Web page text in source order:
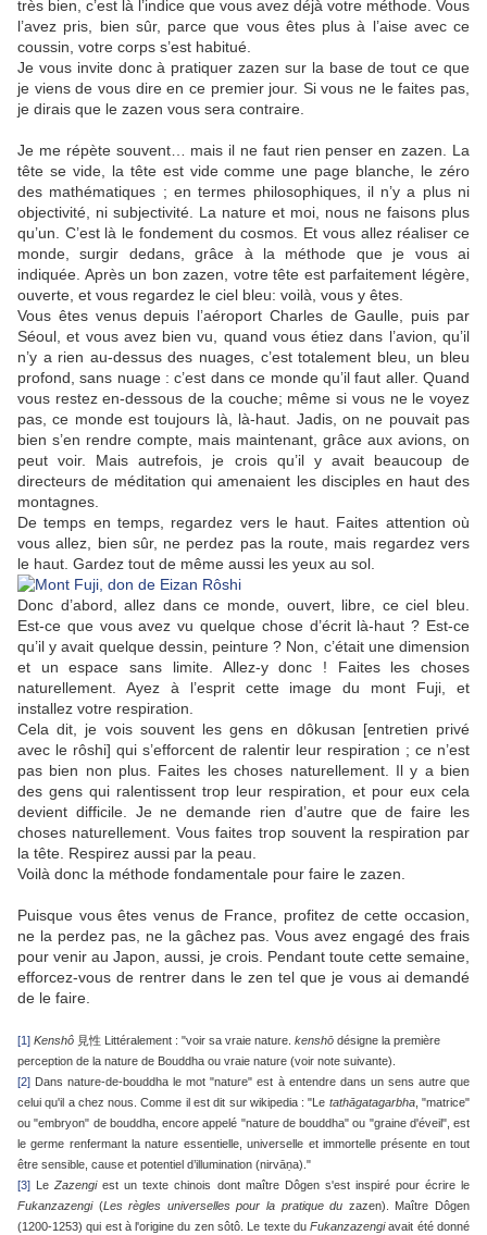
très bien, c’est là l’indice que vous avez déjà votre méthode. Vous
l’avez pris, bien sûr, parce que vous êtes plus à l’aise avec ce
coussin, votre corps s’est habitué.
Je vous invite donc à pratiquer zazen sur la base de tout ce que
je viens de vous dire en ce premier jour. Si vous ne le faites pas,
je dirais que le zazen vous sera contraire.
Je me répète souvent… mais il ne faut rien penser en zazen. La
tête se vide, la tête est vide comme une page blanche, le zéro
des mathématiques ; en termes philosophiques, il n’y a plus ni
objectivité, ni subjectivité. La nature et moi, nous ne faisons plus
qu’un. C’est là le fondement du cosmos. Et vous allez réaliser ce
monde, surgir dedans, grâce à la méthode que je vous ai
indiquée. Après un bon zazen, votre tête est parfaitement légère,
ouverte, et vous regardez le ciel bleu: voilà, vous y êtes.
Vous êtes venus depuis l’aéroport Charles de Gaulle, puis par
Séoul, et vous avez bien vu, quand vous étiez dans l’avion, qu’il
n’y a rien au-dessus des nuages, c’est totalement bleu, un bleu
profond, sans nuage : c’est dans ce monde qu’il faut aller. Quand
vous restez en-dessous de la couche; même si vous ne le voyez
pas, ce monde est toujours là, là-haut. Jadis, on ne pouvait pas
bien s’en rendre compte, mais maintenant, grâce aux avions, on
peut voir. Mais autrefois, je crois qu’il y avait beaucoup de
directeurs de méditation qui amenaient les disciples en haut des
montagnes.
De temps en temps, regardez vers le haut. Faites attention où
vous allez, bien sûr, ne perdez pas la route, mais regardez vers
le haut. Gardez tout de même aussi les yeux au sol.
Donc d’abord, allez dans ce monde, ouvert, libre, ce ciel bleu.
Est-ce que vous avez vu quelque chose d’écrit là-haut ? Est-ce
qu’il y avait quelque dessin, peinture ? Non, c’était une dimension
et un espace sans limite. Allez-y donc ! Faites les choses
naturellement. Ayez à l’esprit cette image du mont Fuji, et
installez votre respiration.
Cela dit, je vois souvent les gens en dôkusan [entretien privé
avec le rôshi] qui s’efforcent de ralentir leur respiration ; ce n’est
pas bien non plus. Faites les choses naturellement. Il y a bien
des gens qui ralentissent trop leur respiration, et pour eux cela
devient difficile. Je ne demande rien d’autre que de faire les
choses naturellement. Vous faites trop souvent la respiration par
la tête. Respirez aussi par la peau.
Voilà donc la méthode fondamentale pour faire le zazen.
Puisque vous êtes venus de France, profitez de cette occasion,
ne la perdez pas, ne la gâchez pas. Vous avez engagé des frais
pour venir au Japon, aussi, je crois. Pendant toute cette semaine,
efforcez-vous de rentrer dans le zen tel que je vous ai demandé
de le faire.
[1] Kenshô 見性 Littéralement : "voir sa vraie nature. kenshō désigne la première
perception de la nature de Bouddha ou vraie nature (voir note suivante).
[2] Dans nature-de-bouddha le mot "nature" est à entendre dans un sens autre que
celui qu'il a chez nous. Comme il est dit sur wikipedia : "Le tathāgatagarbha, "matrice"
ou "embryon" de bouddha, encore appelé "nature de bouddha" ou "graine d'éveil", est
le germe renfermant la nature essentielle, universelle et immortelle présente en tout
être sensible, cause et potentiel d’illumination (nirvāṇa)."
[3] LeZazengiest un texte chinois dont maître Dôgen s'est inspiré pour écrire le
Fukanzazengi(Les règles universelles pour la pratique du zazen). Maître Dôgen
(1200-1253) qui est à l'origine du zen sôtô. Le texte duFukanzazengi avait été donné